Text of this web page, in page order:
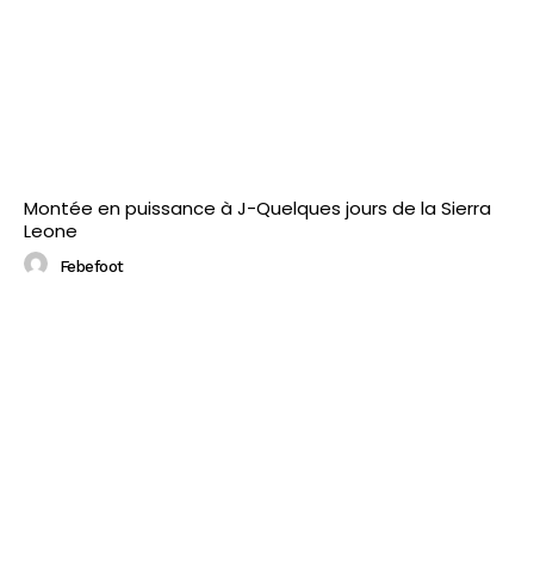
Montée en puissance à J-Quelques jours de la Sierra
Leone
Febefoot